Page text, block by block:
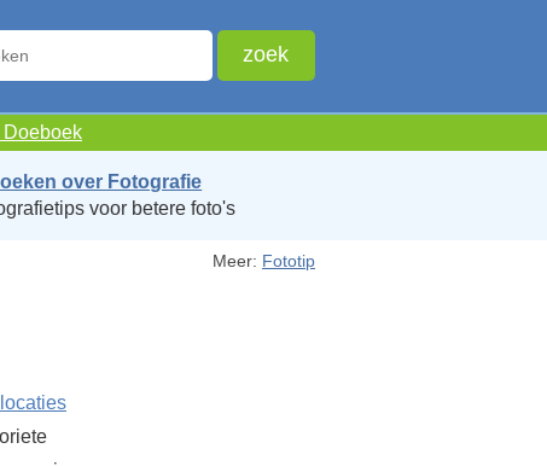
Doeboek
over Fotografie
voor betere foto's
Meer: Fototip